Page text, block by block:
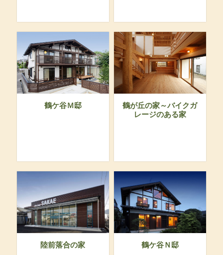
鶴ケ谷Ｍ邸
鶴が丘の家～バイクガ
レージのある家
陸前落合の家 鶴ケ谷Ｎ邸